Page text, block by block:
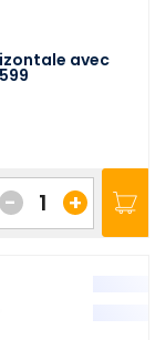
avec
+
-